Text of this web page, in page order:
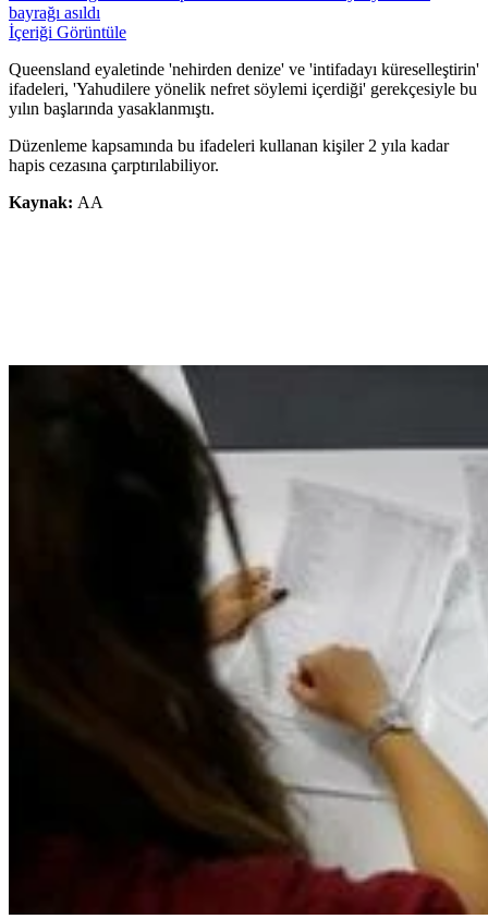
bayrağı asıldı
İçeriği Görüntüle
Queensland eyaletinde 'nehirden denize' ve 'intifadayı küreselleştirin'
ifadeleri, 'Yahudilere yönelik nefret söylemi içerdiği' gerekçesiyle bu
yılın başlarında yasaklanmıştı.
Düzenleme kapsamında bu ifadeleri kullanan kişiler 2 yıla kadar
hapis cezasına çarptırılabiliyor.
Kaynak: AA